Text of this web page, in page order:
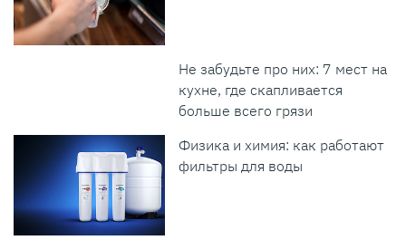
Не забудьте про них: 7 мест на
кухне, где скапливается
больше всего грязи
Физика и химия: как работают
фильтры для воды